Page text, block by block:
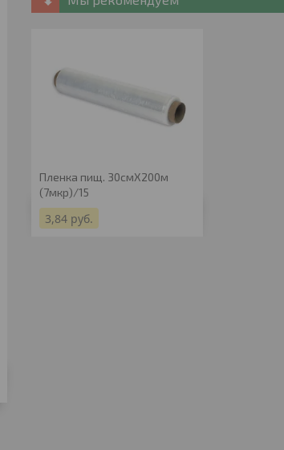
Пленка пищ. 30смХ200м
(7мкр)/15
3,84 руб.